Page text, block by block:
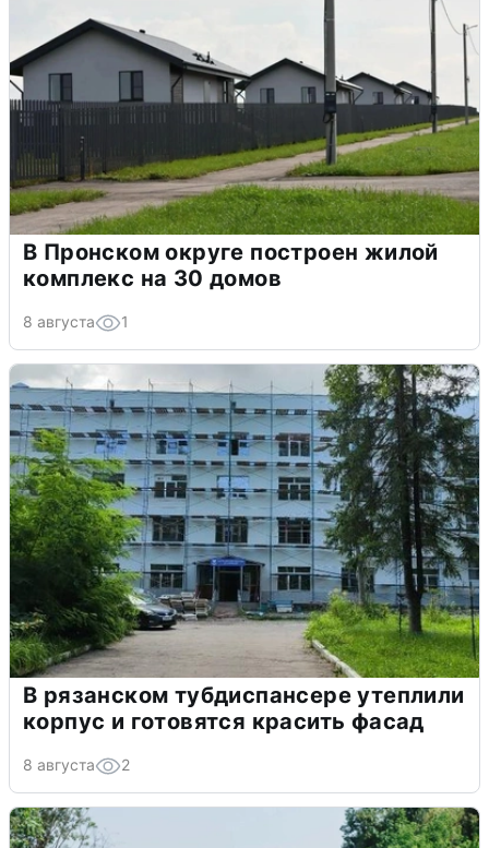
В Пронском округе построен жилой
комплекс на 30 домов
8 августа 1
В рязанском тубдиспансере утеплили
корпус и готовятся красить фасад
8 августа 2